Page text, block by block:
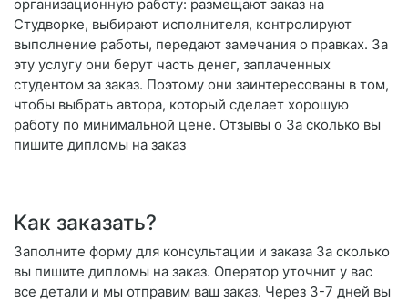
организационную работу: размещают заказ на
Студворке, выбирают исполнителя, контролируют
выполнение работы, передают замечания о правках. За
эту услугу они берут часть денег, заплаченных
студентом за заказ. Поэтому они заинтересованы в том,
чтобы выбрать автора, который сделает хорошую
работу по минимальной цене. Отзывы о За сколько вы
пишите дипломы на заказ
Как заказать?
Заполните форму для консультации и заказа За сколько
вы пишите дипломы на заказ. Оператор уточнит у вас
все детали и мы отправим ваш заказ. Через 3-7 дней вы